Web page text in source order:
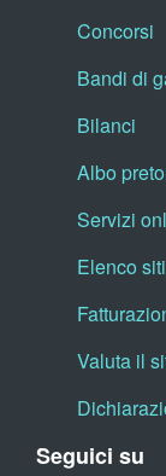
Concorsi
Bandi di
Bilanci
Albo
Servizi
Elenco
Valuta il
Seguici su